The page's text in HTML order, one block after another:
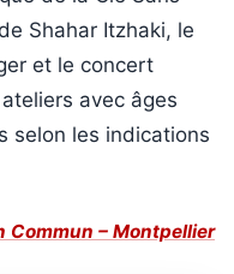
Shahar Itzhaki, le
et le concert
avec âges
selon les indications
Commun – Montpellier